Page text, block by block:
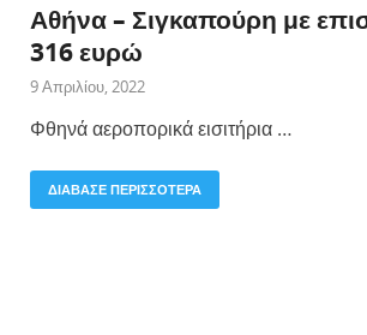
Αθήνα – Σιγκαπούρη με
316 ευρώ
9 Απριλίου, 2022
Φθηνά αεροπορικά εισιτήρια …
ΔΙΑΒΑΣΕ ΠΕΡΙΣΣΟΤΕΡΑ